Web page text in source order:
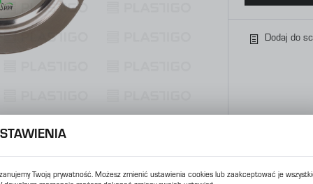
Dodaj do
Twoją prywatność. Możesz zmienić ustawienia cookies lub zaakceptować je